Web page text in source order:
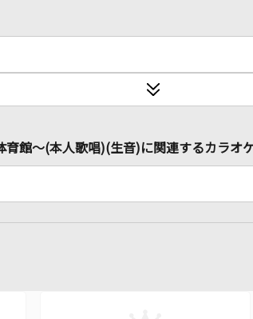
育館～(本人歌唱)(生音)に関連するカラオ